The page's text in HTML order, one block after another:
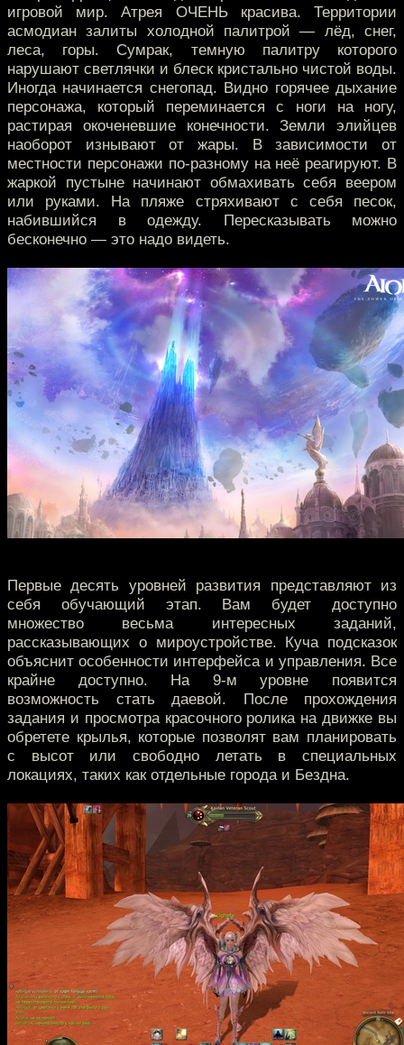
игровой мир. Атрея ОЧЕНЬ красива. Территории
асмодиан залиты холодной палитрой — лёд, снег,
леса, горы. Сумрак, темную палитру которого
нарушают светлячки и блеск кристально чистой воды.
Иногда начинается снегопад. Видно горячее дыхание
персонажа, который переминается с ноги на ногу,
растирая окоченевшие конечности. Земли элийцев
наоборот изнывают от жары. В зависимости от
местности персонажи по-разному на неё реагируют. В
жаркой пустыне начинают обмахивать себя веером
или руками. На пляже стряхивают с себя песок,
набившийся в одежду. Пересказывать можно
бесконечно — это надо видеть.
Первые десять уровней развития представляют из
себя обучающий этап. Вам будет доступно
множество весьма интересных заданий,
рассказывающих о мироустройстве. Куча подсказок
объяснит особенности интерфейса и управления. Все
крайне доступно. На 9-м уровне появится
возможность стать даевой. После прохождения
задания и просмотра красочного ролика на движке вы
обретете крылья, которые позволят вам планировать
с высот или свободно летать в специальных
локациях, таких как отдельные города и Бездна.